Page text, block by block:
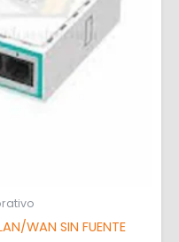
WAN SIN FUENTE